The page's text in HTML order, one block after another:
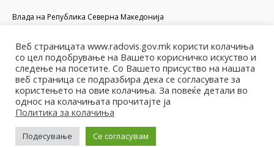
Влада на Република Северна Македонија
Министерство за финансии
Министерство за транспорт и врски
Министерство за локална самоуправа
Министерство за информатичко општество и администрација
Министерство за образование и наука
© Општина Радовиш - 2022. Сите права се задржани
Веб страницата www.radovis.gov.mk користи колачиња
со цел подобрување на Вашето корисничко искуство и
следење на посетите. Со Вашето присуство на нашата
веб страница се подразбира дека се согласувате за
користењето на овие колачиња. За повеќе детали во
однос на колачињата прочитајте ја
Политика за колачиња
Подесување Се согласувам